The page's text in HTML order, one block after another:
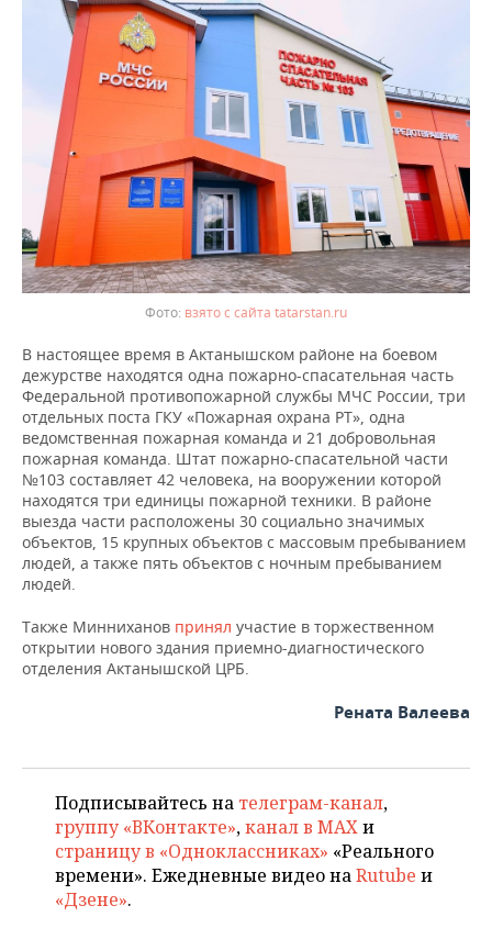
взято с сайта tatarstan.ru
В настоящее время в Актанышском районе на боевом
дежурстве находятся одна пожарно-спасательная часть
Федеральной противопожарной службы МЧС России, три
отдельных поста ГКУ «Пожарная охрана РТ», одна
ведомственная пожарная команда и 21 добровольная
пожарная команда. Штат пожарно-спасательной части
№103 составляет 42 человека, на вооружении которой
находятся три единицы пожарной техники. В районе
выезда части расположены 30 социально значимых
объектов, 15 крупных объектов с массовым пребыванием
людей, а также пять объектов с ночным пребыванием
людей.
Также Минниханов принял участие в торжественном
открытии нового здания приемно-диагностического
отделения Актанышской ЦРБ.
Рената Валеева
Подписывайтесь на телеграм-канал,
группу «ВКонтакте»,канал в MAXи
страницу в «Одноклассниках» «Реального
времени». Ежедневные видео наRutube и
«Дзене».